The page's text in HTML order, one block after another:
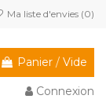
Ma liste d'envies (0)
Panier / Vide
Connexion